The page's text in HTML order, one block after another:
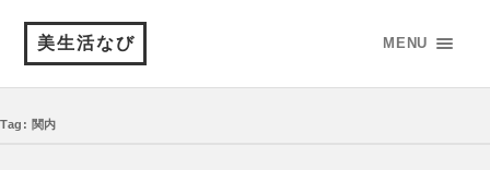
美生活なび MENU
Tag: 関内